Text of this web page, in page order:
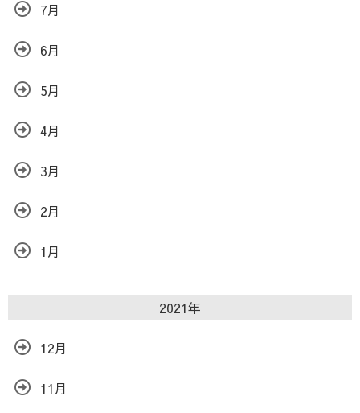
7月
6月
5月
4月
3月
2月
1月
2021年
12月
11月